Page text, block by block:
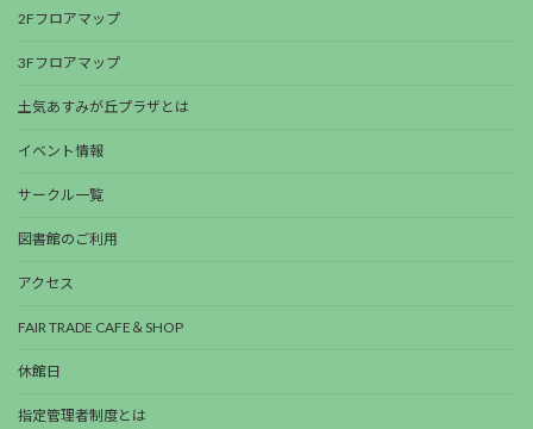
2Fフロアマップ
3Fフロアマップ
土気あすみが丘プラザとは
イベント情報
サークル一覧
図書館のご利用
アクセス
FAIR TRADE CAFE＆SHOP
休館日
指定管理者制度とは